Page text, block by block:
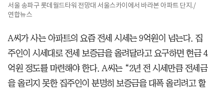
서울 송파구 롯데월드타워 전망대 서울스카이에서 바라본 아파트 단지./
연합뉴스
A씨가 사는 아파트의 요즘 전세 시세는 9억원이 넘는다. 집
주인이 시세대로 전세 보증금을 올려달라고 요구하면 현금 4
억원 정도를 마련해야 한다. A씨는 “2년 전 시세만큼 전세금
을 올리지 못한 집주인이 분명히 보증금을 대폭 올리려고 할